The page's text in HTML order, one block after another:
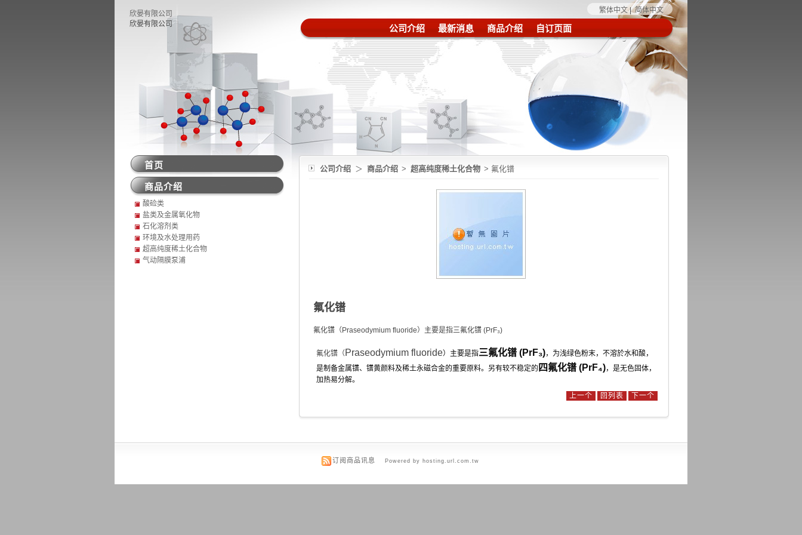
欣晏有限公司
欣晏有限公司
繁体中文|简体中文
公司介绍 最新消息 商品介绍 自订页面
公司介绍 ＞ 商品介绍 > 超高纯度稀土化合物 > 氟化镨
氟化镨
氟化镨（Praseodymium fluoride）主要是指三氟化镨 (PrF₃)
氟化镨（ Praseodymium fluoride）主要是指三氟化镨 (PrF₃)，为浅绿色粉末，不溶於水和酸，
是制备金属镨、镨黄颜料及稀土永磁合金的重要原料。另有较不稳定的 四氟化镨 (PrF₄)，是无色固体，
加热易分解。
上一个
回列表 下一个
首页
商品介绍
酸硷类
盐类及金属氧化物
石化溶剂类
环境及水处理用药
超高纯度稀土化合物
气动隔膜泵浦
订阅商品讯息 Powered by hosting.url.com.tw